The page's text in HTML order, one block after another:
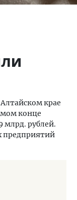
крае
конце
млрд. рублей.
предприятий